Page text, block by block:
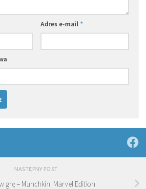
Adres e-mail*
NASTĘPNY POST
grę – Munchkin. Marvel Edition